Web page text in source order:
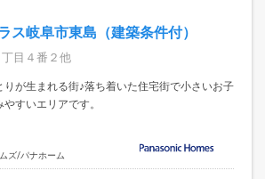
ス岐阜市東島（建築条件付）
目４番２他
が生まれる街♪落ち着いた住宅街で小さいお子
すいエリアです。
ズ/パナホーム